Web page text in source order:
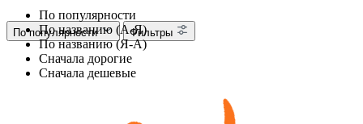
По популярности
По названию (А-Я)
По названию (Я-А)
Сначала дорогие
Сначала дешевые
По популярности Фильтры